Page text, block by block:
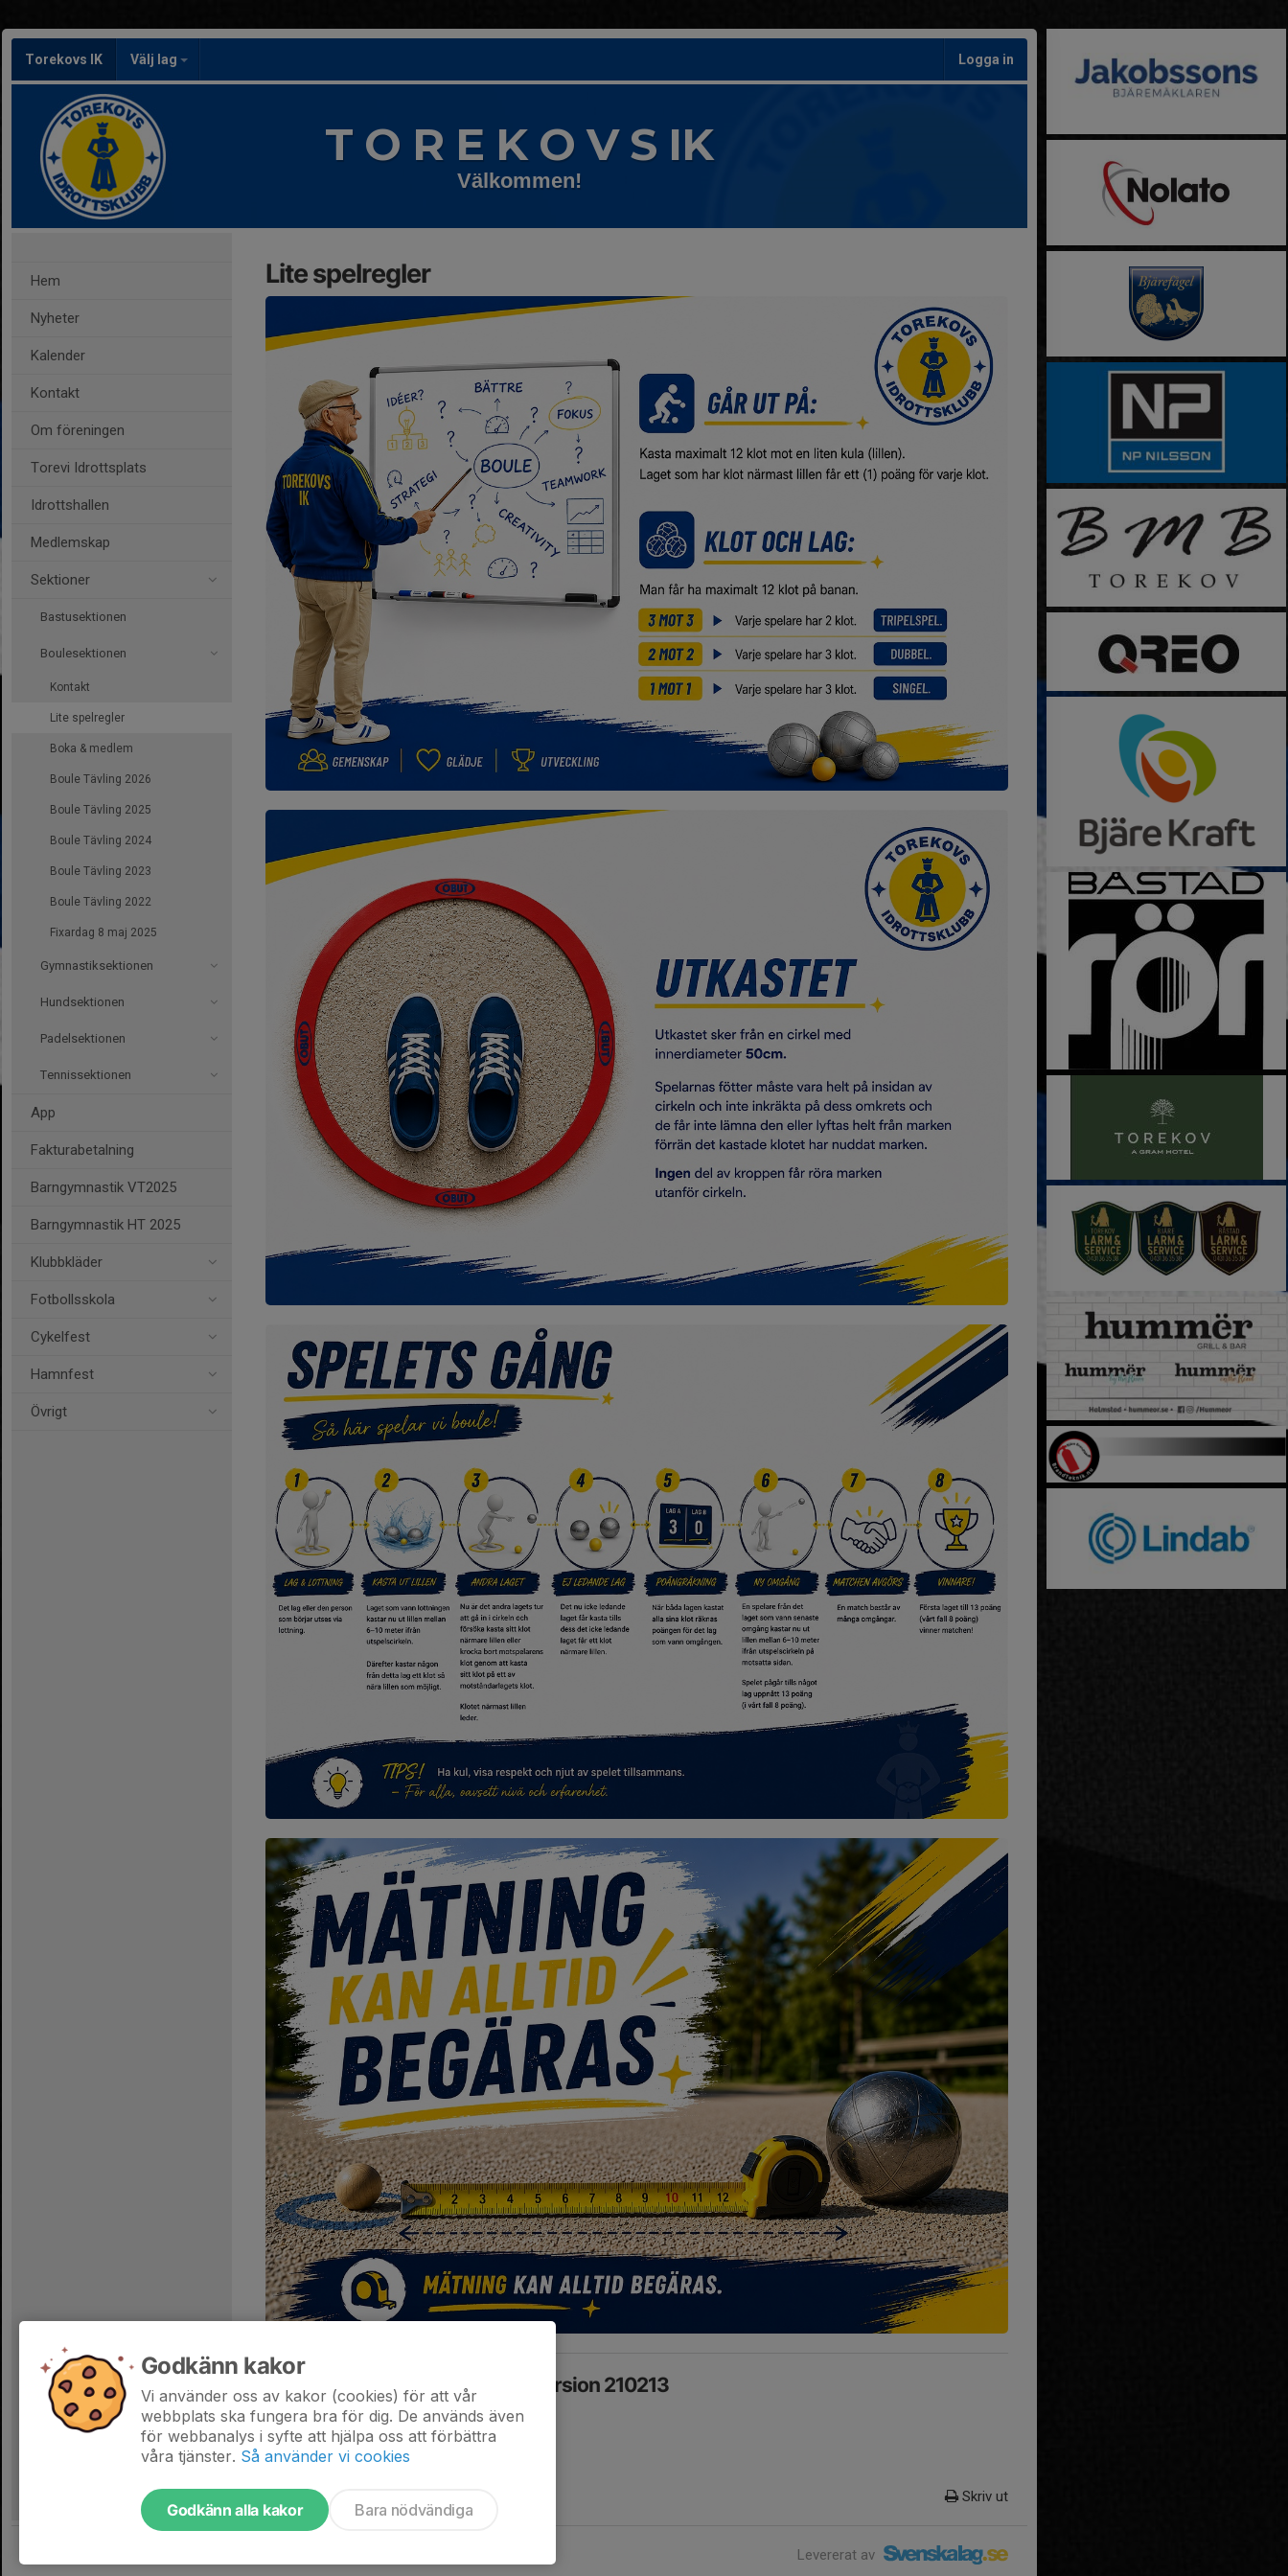
Torekovs IK Välj lag Logga in
T O R E K O V S IK
Välkommen!
Hem
Nyheter
Kalender
Kontakt
Om föreningen
Torevi Idrottsplats
Idrottshallen
Medlemskap
Sektioner
Bastusektionen
Boulesektionen
Kontakt
Lite spelregler
Boka & medlem
Boule Tävling 2026
Boule Tävling 2025
Boule Tävling 2024
Boule Tävling 2023
Boule Tävling 2022
Fixardag 8 maj 2025
Gymnastiksektionen
Hundsektionen
Padelsektionen
Tennissektionen
App
Fakturabetalning
Barngymnastik VT2025
Barngymnastik HT 2025
Klubbkläder
Fotbollsskola
Cykelfest
Hamnfest
Övrigt
Lite spelregler
Internationella regler, svensk version 210213
Länk till dokumentet
Skriv ut
Levererat av
Godkänn kakor
Vi använder oss av kakor (cookies) för att vår
webbplats ska fungera bra för dig. De används även
för webbanalys i syfte att hjälpa oss att förbättra
våra tjänster. Så använder vi cookies
Godkänn alla kakor Bara nödvändiga